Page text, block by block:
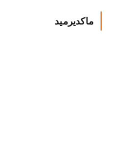
ماكديرميد